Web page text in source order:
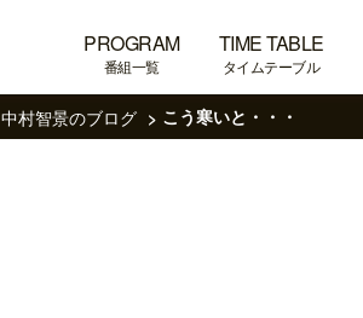
PROGRAM
番組一覧
TIME TABLE
タイムテーブル
中村智景のブログ こう寒いと・・・